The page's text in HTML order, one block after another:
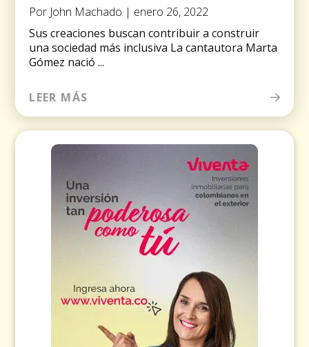
Por John Machado | enero 26, 2022
Sus creaciones buscan contribuir a construir
una sociedad más inclusiva La cantautora Marta
Gómez nació ...
LEER MÁS